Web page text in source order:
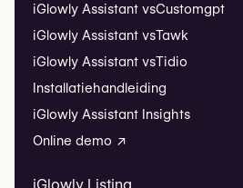
iGlowly Assistant vsCustomgpt
iGlowly Assistant vsTawk
iGlowly Assistant vsTidio
Installatiehandleiding
iGlowly Assistant Insights
Online demo ↗